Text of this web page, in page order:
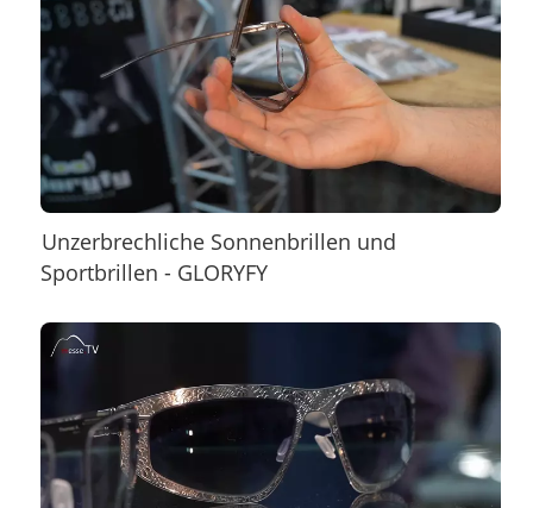
Unzerbrechliche Sonnenbrillen und
Sportbrillen - GLORYFY